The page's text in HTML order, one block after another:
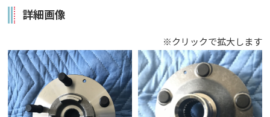
詳細画像
※クリックで拡大します